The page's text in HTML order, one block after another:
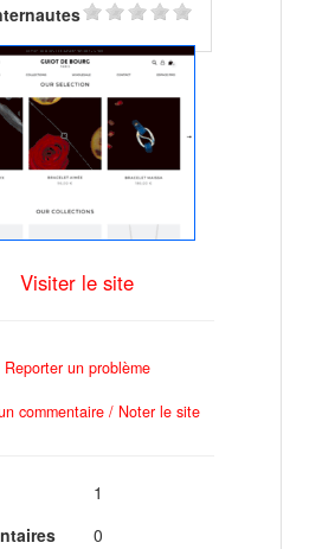
Visiter le site
Reporter un problème
commentaire / Noter le site
1
0